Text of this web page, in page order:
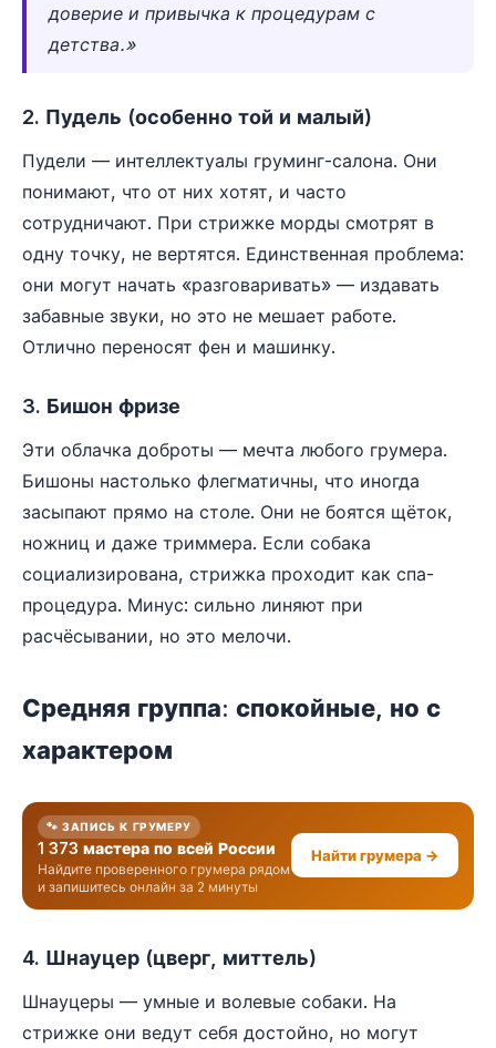
доверие и привычка к процедурам с
детства.»
2. Пудель (особенно той и малый)
Пудели — интеллектуалы груминг-салона. Они
понимают, что от них хотят, и часто
сотрудничают. При стрижке морды смотрят в
одну точку, не вертятся. Единственная проблема:
они могут начать «разговаривать» — издавать
забавные звуки, но это не мешает работе.
Отлично переносят фен и машинку.
3. Бишон фризе
Эти облачка доброты — мечта любого грумера.
Бишоны настолько флегматичны, что иногда
засыпают прямо на столе. Они не боятся щёток,
ножниц и даже триммера. Если собака
социализирована, стрижка проходит как спа-
процедура. Минус: сильно линяют при
расчёсывании, но это мелочи.
Средняя группа: спокойные, но с
характером
🐾 ЗАПИСЬ К ГРУМЕРУ
1 373 мастера по всей России
Найдите проверенного грумера рядом
и запишитесь онлайн за 2 минуты
Найти грумера →
4. Шнауцер (цверг, миттель)
Шнауцеры — умные и волевые собаки. На
стрижке они ведут себя достойно, но могут